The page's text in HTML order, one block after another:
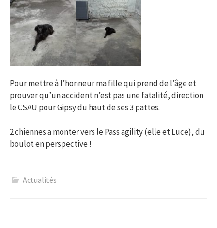
Pour mettre à l’honneur ma fille qui prend de l’âge et
prouver qu’un accident n’est pas une fatalité, direction
le CSAU pour Gipsy du haut de ses 3 pattes.
2 chiennes a monter vers le Pass agility (elle et Luce), du
boulot en perspective !
Actualités